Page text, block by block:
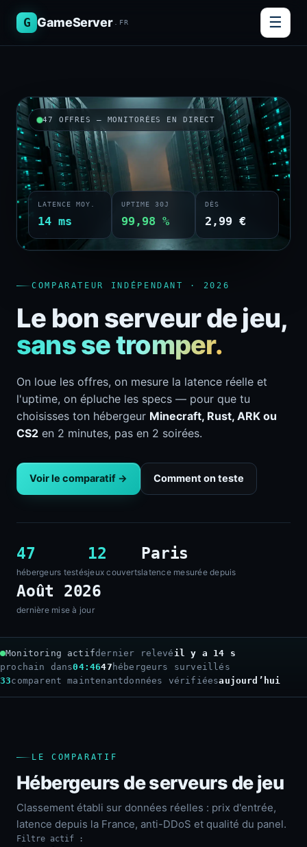
G GameServer .FR ☰
COMPARATEUR INDÉPENDANT · 2026
Le bon serveur de jeu,
sans se tromper.
On loue les offres, on mesure la latence réelle et
l'uptime, on épluche les specs — pour que tu
choisisses ton hébergeur Minecraft, Rust, ARK ou
CS2 en 2 minutes, pas en 2 soirées.
Voir le comparatif → Comment on teste
47
hébergeurs testés
12
jeux couverts
Paris
latence mesurée depuis
Août 2026
dernière mise à jour
47 OFFRES — MONITORÉES EN DIRECT
LATENCE MOY.
14 ms
UPTIME 30J
99,98 %
DÈS
2,99 €
Monitoring actifdernier relevé il y a 16 s
prochain dans04:4447 hébergeurs surveillés
33comparent maintenantdonnées vérifiéesaujourd’hui
LE COMPARATIF
Hébergeurs de serveurs de jeu
Classement établi sur données réelles : prix d'entrée,
latence depuis la France, anti-DDoS et qualité du panel.
Filtre actif :